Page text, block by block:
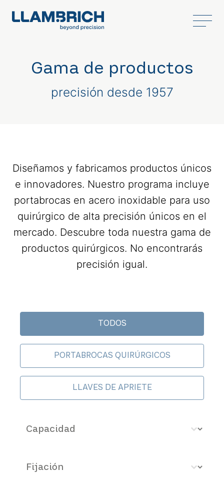
Gama de productos
precisión desde 1957
Diseñamos y fabricamos productos únicos
e innovadores. Nuestro programa incluye
portabrocas en acero inoxidable para uso
quirúrgico de alta precisión únicos en el
mercado. Descubre toda nuestra gama de
productos quirúrgicos. No encontrarás
precisión igual.
Surgical categories
TODOS
PORTABROCAS QUIRÚRGICOS
LLAVES DE APRIETE
Capacidad - mm
Select content
Fijación
Select content